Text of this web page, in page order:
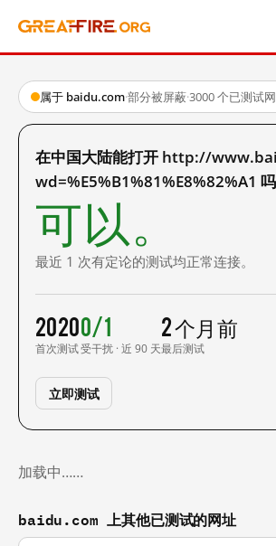
属于 baidu.com·部分被屏蔽·3000 个已测试
在中国大陆能打开 http://
wd=%E5%B1%81%E8%82%A1
可以。
最近 1 次有定论的测试均正常连接。
2020
首次测试
0/1
受干扰 · 近 90 天
2 个月前
最后测试
立即测试
加载中……
baidu.com 上其他已测试的网址